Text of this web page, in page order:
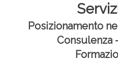
Posizionamento
Consulenza